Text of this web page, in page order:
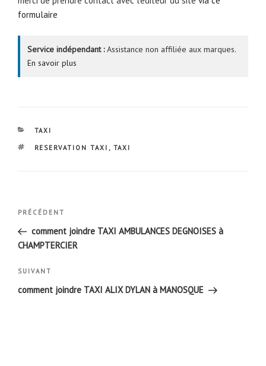
formulaire
Service indépendant :Assistance non affiliée aux marques.
En savoir plus
CATÉGORIES
TAXI
ÉTIQUETTES
RESERVATION TAXI , TAXI
Navigation
l’article
Article
précédent
PRÉCÉDENT
comment joindre TAXI AMBULANCES DEGNOISES à
CHAMPTERCIER
Article
suivant
SUIVANT
comment joindre TAXI ALIX DYLAN à MANOSQUE